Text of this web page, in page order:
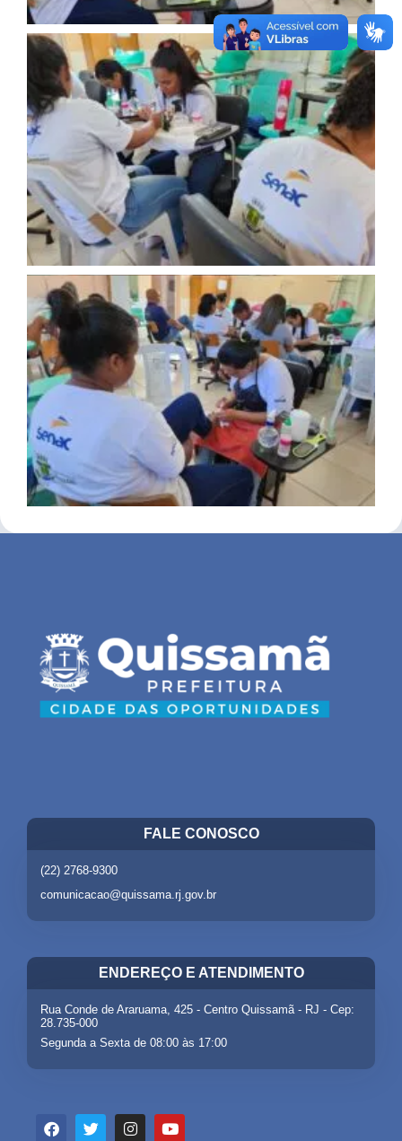
FALE CONOSCO
(22) 2768-9300
comunicacao@quissama.rj.gov.br
ENDEREÇO E ATENDIMENTO
Rua Conde de Araruama, 425 - Centro Quissamã - RJ - Cep:
28.735-000
Segunda a Sexta de 08:00 às 17:00